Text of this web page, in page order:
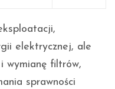
elektrycznej, ale
wymianę filtrów,
sprawności